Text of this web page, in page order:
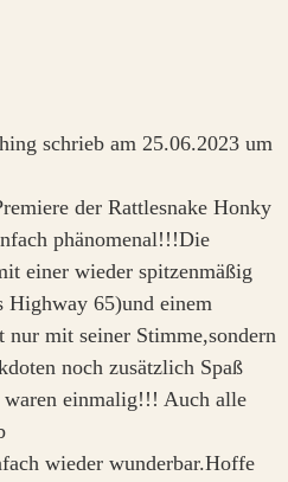
schrieb am 25.06.2023 um
der Rattlesnake Honky
phänomenal!!!Die
einer wieder spitzenmäßig
Highway 65)und einem
nur mit seiner Stimme,sondern
noch zusätzlich Spaß
einmalig!!! Auch alle
wieder wunderbar.Hoffe